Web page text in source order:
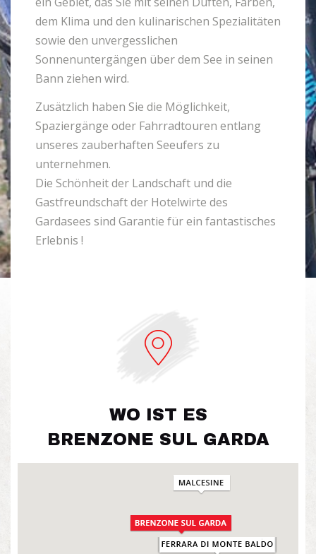
dem Klima und den kulinarischen Spezialitäten
sowie den unvergesslichen
Sonnenuntergängen über dem See in seinen
Bann ziehen wird.
Zusätzlich haben Sie die Möglichkeit,
Spaziergänge oder Fahrradtouren entlang
unseres zauberhaften Seeufers zu
unternehmen.
Die Schönheit der Landschaft und die
Gastfreundschaft der Hotelwirte des
Gardasees sind Garantie für ein fantastisches
Erlebnis !
WO IST ES
BRENZONE SUL GARDA